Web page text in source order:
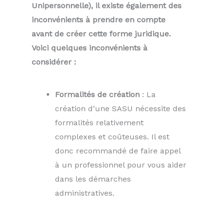
Unipersonnelle), il existe également des
inconvénients à prendre en compte
avant de créer cette forme juridique.
Voici quelques inconvénients à
considérer :
Formalités de création : La
création d’une SASU nécessite des
formalités relativement
complexes et coûteuses. Il est
donc recommandé de faire appel
à un professionnel pour vous aider
dans les démarches
administratives.